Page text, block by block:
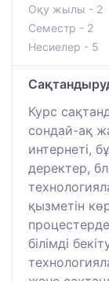
Оқу жылы - 2
Семестр - 2
Несиелер - 5
Курс
сондай-ақ
интернеті,
деректер,
қызметін
білімді